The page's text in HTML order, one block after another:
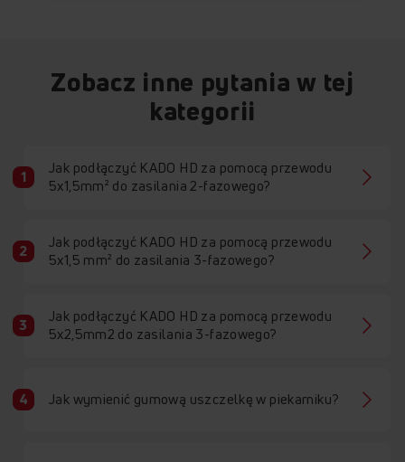
Zobacz inne pytania w tej
kategorii
Jak podłączyć KADO HD za pomocą przewodu
5x1,5mm² do zasilania 2-fazowego?
Jak podłączyć KADO HD za pomocą przewodu
5x1,5 mm² do zasilania 3-fazowego?
Jak podłączyć KADO HD za pomocą przewodu
5x2,5mm2 do zasilania 3-fazowego?
Jak wymienić gumową uszczelkę w piekarniku?